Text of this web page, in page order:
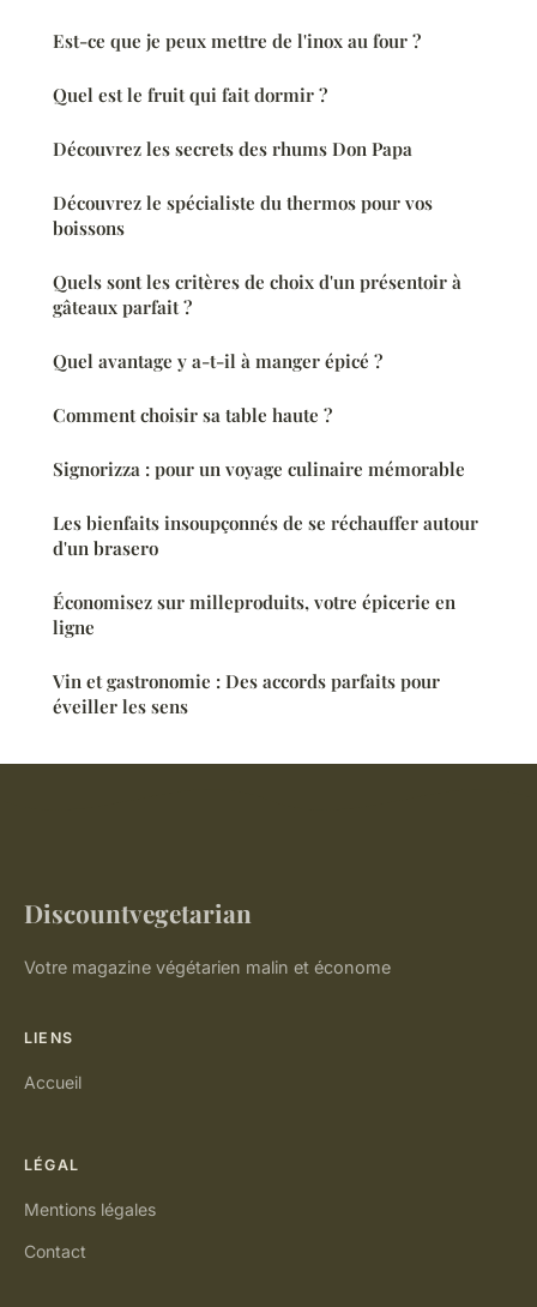
Est-ce que je peux mettre de l'inox au four ?
Quel est le fruit qui fait dormir ?
Découvrez les secrets des rhums Don Papa
Découvrez le spécialiste du thermos pour vos
boissons
Quels sont les critères de choix d'un présentoir à
gâteaux parfait ?
Quel avantage y a-t-il à manger épicé ?
Comment choisir sa table haute ?
Signorizza : pour un voyage culinaire mémorable
Les bienfaits insoupçonnés de se réchauffer autour
d'un brasero
Économisez sur milleproduits, votre épicerie en
ligne
Vin et gastronomie : Des accords parfaits pour
éveiller les sens
Discountvegetarian
Votre magazine végétarien malin et économe
LIENS
Accueil
LÉGAL
Mentions légales
Contact